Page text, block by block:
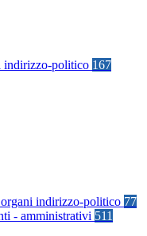
indirizzo-politico 167
indirizzo-politico 77
- amministrativi 511